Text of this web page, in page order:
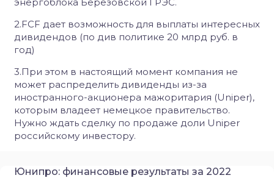
2.FCF дает возможность для выплаты интересных
дивидендов (по див политике 20 млрд руб. в
год)
3.При этом в настоящий момент компания не
может распределить дивиденды из-за
иностранного-акционера мажоритария (Uniper),
которым владеет немецкое правительство.
Нужно ждать сделку по продаже доли Uniper
российскому инвестору.
Юнипро: финансовые результаты за 2022